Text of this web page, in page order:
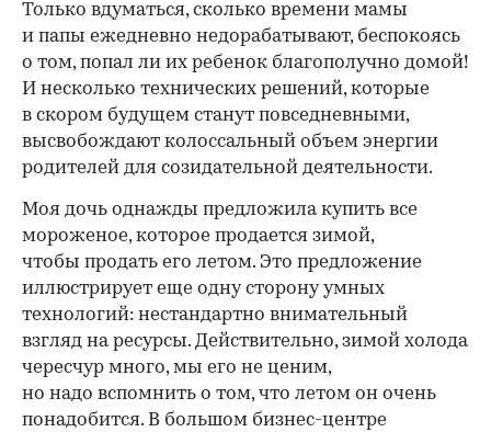
Только вдуматься, сколько времени мамы
и папы ежедневно недорабатывают, беспокоясь
о том, попал ли их ребенок благополучно домой!
И несколько технических решений, которые
в скором будущем станут повседневными,
высвобождают колоссальный объем энергии
родителей для созидательной деятельности.
Моя дочь однажды предложила купить все
мороженое, которое продается зимой,
чтобы продать его летом. Это предложение
иллюстрирует еще одну сторону умных
технологий: нестандартно внимательный
взгляд на ресурсы. Действительно, зимой холода
чересчур много, мы его не ценим,
но надо вспомнить о том, что летом он очень
понадобится. В большом бизнес-центре